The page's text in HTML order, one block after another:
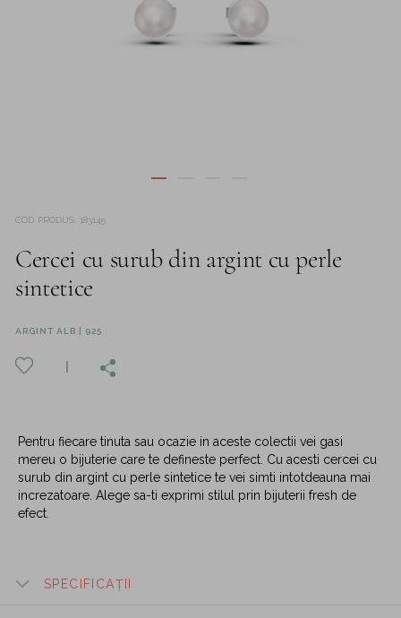
COD PRODUS 183145
Cercei cu surub din argint cu perle
sintetice
ARGINT ALB | 925
Pentru fiecare tinuta sau ocazie in aceste colectii vei gasi
mereu o bijuterie care te defineste perfect. Cu acesti cercei cu
surub din argint cu perle sintetice te vei simti intotdeauna mai
increzatoare. Alege sa-ti exprimi stilul prin bijuterii fresh de
efect.
SPECIFICAȚII